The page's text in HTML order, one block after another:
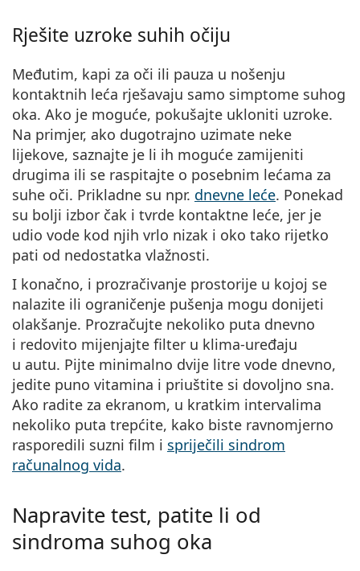
Rješite uzroke suhih očiju
Međutim, kapi za oči ili pauza u nošenju
kontaktnih leća rješavaju samo simptome suhog
oka. Ako je moguće, pokušajte ukloniti uzroke.
Na primjer, ako dugotrajno uzimate neke
lijekove, saznajte je li ih moguće zamijeniti
drugima ili se raspitajte o posebnim lećama za
suhe oči. Prikladne su npr. dnevne leće. Ponekad
su bolji izbor čak i tvrde kontaktne leće, jer je
udio vode kod njih vrlo nizak i oko tako rijetko
pati od nedostatka vlažnosti.
I konačno, i prozračivanje prostorije u kojoj se
nalazite ili ograničenje pušenja mogu donijeti
olakšanje. Prozračujte nekoliko puta dnevno
i redovito mijenjajte filter u klima-uređaju
u autu. Pijte minimalno dvije litre vode dnevno,
jedite puno vitamina i priuštite si dovoljno sna.
Ako radite za ekranom, u kratkim intervalima
nekoliko puta trepćite, kako biste ravnomjerno
rasporedili suzni film i spriječili sindrom
računalnog vida.
Napravite test, patite li od
sindroma suhog oka